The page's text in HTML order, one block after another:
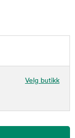
Velg butikk